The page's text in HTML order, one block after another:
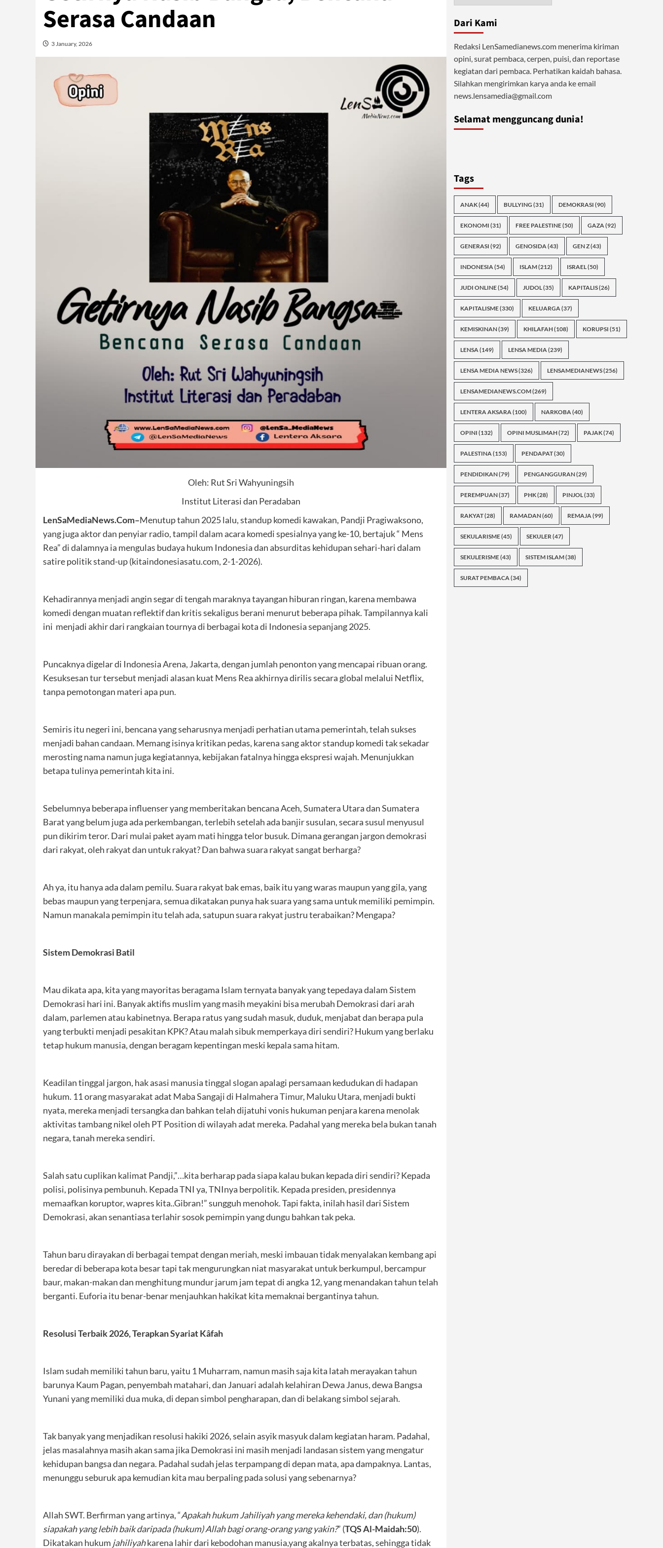
Serasa Candaan
3 January, 2026
Oleh: Rut Sri Wahyuningsih
Institut Literasi dan Peradaban
LenSaMediaNews.Com–Menutup tahun 2025 lalu, standup komedi kawakan, Pandji Pragiwaksono,
yang juga aktor dan penyiar radio, tampil dalam acara komedi spesialnya yang ke-10, bertajuk “ Mens
Rea” di dalamnya ia mengulas budaya hukum Indonesia dan absurditas kehidupan sehari-hari dalam
satire politik stand-up (kitaindonesiasatu.com, 2-1-2026).
Kehadirannya menjadi angin segar di tengah maraknya tayangan hiburan ringan, karena membawa
komedi dengan muatan reflektif dan kritis sekaligus berani menurut beberapa pihak. Tampilannya kali
ini menjadi akhir dari rangkaian tournya di berbagai kota di Indonesia sepanjang 2025.
Puncaknya digelar di Indonesia Arena, Jakarta, dengan jumlah penonton yang mencapai ribuan orang.
Kesuksesan tur tersebut menjadi alasan kuat Mens Rea akhirnya dirilis secara global melalui Netflix,
tanpa pemotongan materi apa pun.
Semiris itu negeri ini, bencana yang seharusnya menjadi perhatian utama pemerintah, telah sukses
menjadi bahan candaan. Memang isinya kritikan pedas, karena sang aktor standup komedi tak sekadar
merosting nama namun juga kegiatannya, kebijakan fatalnya hingga ekspresi wajah. Menunjukkan
betapa tulinya pemerintah kita ini.
Sebelumnya beberapa influenser yang memberitakan bencana Aceh, Sumatera Utara dan Sumatera
Barat yang belum juga ada perkembangan, terlebih setelah ada banjir susulan, secara susul menyusul
pun dikirim teror. Dari mulai paket ayam mati hingga telor busuk. Dimana gerangan jargon demokrasi
dari rakyat, oleh rakyat dan untuk rakyat? Dan bahwa suara rakyat sangat berharga?
Ah ya, itu hanya ada dalam pemilu. Suara rakyat bak emas, baik itu yang waras maupun yang gila, yang
bebas maupun yang terpenjara, semua dikatakan punya hak suara yang sama untuk memiliki pemimpin.
Namun manakala pemimpin itu telah ada, satupun suara rakyat justru terabaikan? Mengapa?
Sistem Demokrasi Batil
Mau dikata apa, kita yang mayoritas beragama Islam ternyata banyak yang tepedaya dalam Sistem
Demokrasi hari ini. Banyak aktifis muslim yang masih meyakini bisa merubah Demokrasi dari arah
dalam, parlemen atau kabinetnya. Berapa ratus yang sudah masuk, duduk, menjabat dan berapa pula
yang terbukti menjadi pesakitan KPK? Atau malah sibuk memperkaya diri sendiri? Hukum yang berlaku
tetap hukum manusia, dengan beragam kepentingan meski kepala sama hitam.
Keadilan tinggal jargon, hak asasi manusia tinggal slogan apalagi persamaan kedudukan di hadapan
hukum. 11 orang masyarakat adat Maba Sangaji di Halmahera Timur, Maluku Utara, menjadi bukti
nyata, mereka menjadi tersangka dan bahkan telah dijatuhi vonis hukuman penjara karena menolak
aktivitas tambang nikel oleh PT Position di wilayah adat mereka. Padahal yang mereka bela bukan tanah
negara, tanah mereka sendiri.
Salah satu cuplikan kalimat Pandji,”…kita berharap pada siapa kalau bukan kepada diri sendiri? Kepada
polisi, polisinya pembunuh. Kepada TNI ya, TNInya berpolitik. Kepada presiden, presidennya
memaafkan koruptor, wapres kita..Gibran!” sungguh menohok. Tapi fakta, inilah hasil dari Sistem
Demokrasi, akan senantiasa terlahir sosok pemimpin yang dungu bahkan tak peka.
Tahun baru dirayakan di berbagai tempat dengan meriah, meski imbauan tidak menyalakan kembang api
beredar di beberapa kota besar tapi tak mengurungkan niat masyarakat untuk berkumpul, bercampur
baur, makan-makan dan menghitung mundur jarum jam tepat di angka 12, yang menandakan tahun telah
berganti. Euforia itu benar-benar menjauhkan hakikat kita memaknai bergantinya tahun.
Resolusi Terbaik 2026, Terapkan Syariat Kâfah
Islam sudah memiliki tahun baru, yaitu 1 Muharram, namun masih saja kita latah merayakan tahun
barunya Kaum Pagan, penyembah matahari, dan Januari adalah kelahiran Dewa Janus, dewa Bangsa
Yunani yang memiliki dua muka, di depan simbol pengharapan, dan di belakang simbol sejarah.
Tak banyak yang menjadikan resolusi hakiki 2026, selain asyik masyuk dalam kegiatan haram. Padahal,
jelas masalahnya masih akan sama jika Demokrasi ini masih menjadi landasan sistem yang mengatur
kehidupan bangsa dan negara. Padahal sudah jelas terpampang di depan mata, apa dampaknya. Lantas,
menunggu seburuk apa kemudian kita mau berpaling pada solusi yang sebenarnya?
Allah SWT. Berfirman yang artinya, “Apakah hukum Jahiliyah yang mereka kehendaki, dan (hukum)
siapakah yang lebih baik daripada (hukum) Allah bagi orang-orang yang yakin?” (TQS Al-Maidah:50).
Dikatakan hukum jahiliyahkarena lahir dari kebodohan manusia,yang akalnya terbatas, sehingga tidak
Dari Kami
Redaksi LenSamedianews.com menerima kiriman
opini, surat pembaca, cerpen, puisi, dan reportase
kegiatan dari pembaca. Perhatikan kaidah bahasa.
Silahkan mengirimkan karya anda ke email
news.lensamedia@gmail.com
Selamat mengguncang dunia!
Tags
ANAK(44) BULLYING (31) DEMOKRASI (90)
EKONOMI (31) FREE PALESTINE(50) GAZA(92)
GENERASI (92) GENOSIDA(43) GEN Z(43)
INDONESIA(54) ISLAM(212) ISRAEL(50)
JUDI ONLINE(54) JUDOL(35) KAPITALIS(26)
KAPITALISME(330) KELUARGA(37)
KEMISKINAN(39) KHILAFAH(108) KORUPSI (51)
LENSA(149) LENSA MEDIA(239)
LENSA MEDIA NEWS(326) LENSAMEDIANEWS(256)
LENSAMEDIANEWS.COM(269)
LENTERA AKSARA(100) NARKOBA(40)
OPINI (132) OPINI MUSLIMAH(72) PAJAK(74)
PALESTINA(153) PENDAPAT(30)
PENDIDIKAN(79) PENGANGGURAN(29)
PEREMPUAN(37) PHK(28) PINJOL(33)
RAKYAT(28) RAMADAN(60) REMAJA(99)
SEKULARISME(45) SEKULER(47)
SEKULERISME(43) SISTEM ISLAM(38)
SURAT PEMBACA(34)